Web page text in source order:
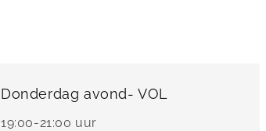
Donderdag avond- VOL
19:00-21:00 uur